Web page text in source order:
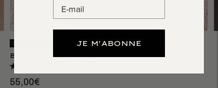
LAST CHANCE
BANANE MESH AVA
55,00€
JE M'ABONNE